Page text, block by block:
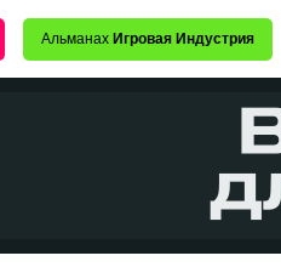
Альманах Игровая Индустрия